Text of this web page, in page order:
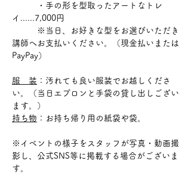
・手の形を型取ったアートなトレ
イ......7,000円
※当日、お好きな型をお選びいただき
講師へお支払いください。（現金払いまたは
PayPay）
服　装 ：汚れても良い服装でお越しくださ
い。（当日エプロンと手袋の貸し出しござい
ます。）
持ち物 ：お持ち帰り用の紙袋や袋。
※イベントの様子をスタッフが写真・動画撮
影し、公式SNS等に掲載する場合がございま
す。